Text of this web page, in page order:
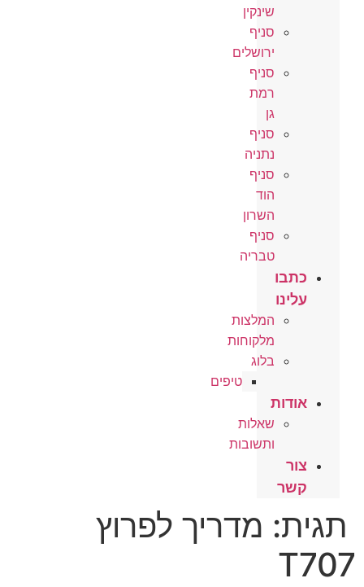
שינקין
סניף
ירושלים
סניף
רמת
גן
סניף
נתניה
סניף
הוד
השרון
סניף
טבריה
כתבו
עלינו
המלצות
מלקוחות
בלוג
טיפים
אודות
שאלות
ותשובות
צור
קשר
תגית: מדריך לפרוץ
T707